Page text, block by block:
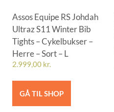
Assos Equipe RS Johdah
Ultraz S11 Winter Bib
Tights – Cykelbukser –
Herre – Sort – L
2.999,00 kr.
GÅ TIL SHOP